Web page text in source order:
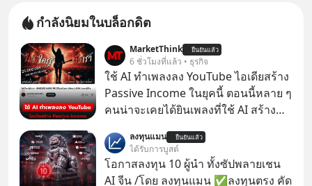
กำลังนิยมในบล็อกดิต
MarketThink ยืนยันแล้ว
6 ชั่วโมงที่แล้ว • ธุรกิจ
ใช้ AI ทำเพลงลง YouTube ไอเดียสร้าง
Passive Income ในยุคนี้ ตอนนี้หลาย ๆ
คนน่าจะเคยได้ยินเพลงที่ใช้ AI สร้าง
รู้ตัวเรา” จากช่องชื่อว่า UNHEARD
MUSIC ที่ตอนนี้มียอดรับชมกว่า 26
ล้านครั้งแล้ว
ลงทุนแมน ยืนยันแล้ว
ได้รับการบูสต์
โอกาสลงทุน 10 ผู้นำ ทั้งซัปพลายเชน
AI จีน /โดย ลงทุนแมน ✅ลงทุนตรง คัด